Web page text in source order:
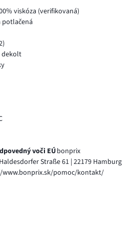
viskóza (verifikovaná)
dekolt
voči EÚbonprix
Straße 61 | 22179 Hamburg
www.bonprix.sk/pomoc/kontakt/